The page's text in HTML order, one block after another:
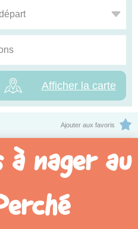
Afficher la carte
Ajouter aux favoris
nager au